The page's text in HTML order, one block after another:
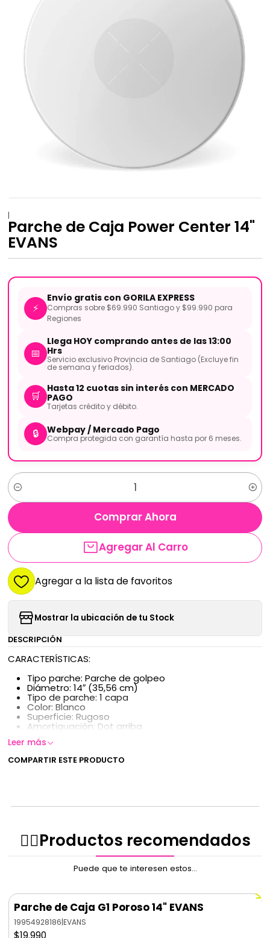
|
Parche de Caja Power Center 14"
EVANS
⚡
Envío gratis con GORILA EXPRESS
Compras sobre $69.990 Santiago y $99.990 para
Regiones
📅
Llega HOY comprando antes de las 13:00
Hrs
Servicio exclusivo Provincia de Santiago (Excluye fin
de semana y feriados).
🛒
Hasta 12 cuotas sin interés con MERCADO
PAGO
Tarjetas crédito y débito.
🔒 Webpay / Mercado Pago
Compra protegida con garantía hasta por 6 meses.
Cantidad
Agregar Al Carro
Comprar Ahora
Agregar a la lista de favoritos
Mostrar la ubicación de tu Stock
DESCRIPCIÓN
CARACTERÍSTICAS:
Tipo parche: Parche de golpeo
Diámetro: 14″ (35,56 cm)
Tipo de parche: 1 capa
Color: Blanco
Superficie: Rugoso
Amortiguación: Dot arriba
Leer más
COMPARTIR ESTE PRODUCTO
✌🏻️Productos recomendados
Puede que te interesen estos...
Parche de Caja G1 Poroso 14" EVANS
19954928186|EVANS
$19.990